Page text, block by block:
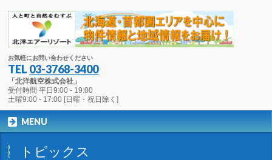
お気軽にお問い合わせください
TEL 03-3768-3400
「北洋航空株式会社」
受付時間 平日9:00 - 19:00
土曜9:00 - 17:00 [日曜・祝日除く]
MENU
トピックス